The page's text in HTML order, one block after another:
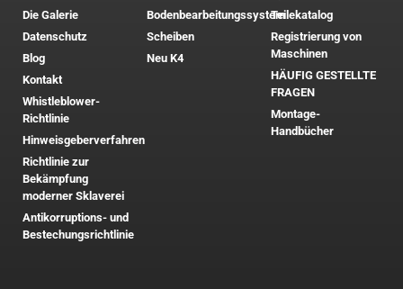
Die Galerie
Datenschutz
Blog
Kontakt
Whistleblower-
Richtlinie
Hinweisgeberverfahren
Richtlinie zur
Bekämpfung
moderner Sklaverei
Antikorruptions- und
Bestechungsrichtlinie
Bodenbearbeitungssystem
Scheiben
Neu K4
Teilekatalog
Registrierung von
Maschinen
HÄUFIG GESTELLTE
FRAGEN
Montage-
Handbücher